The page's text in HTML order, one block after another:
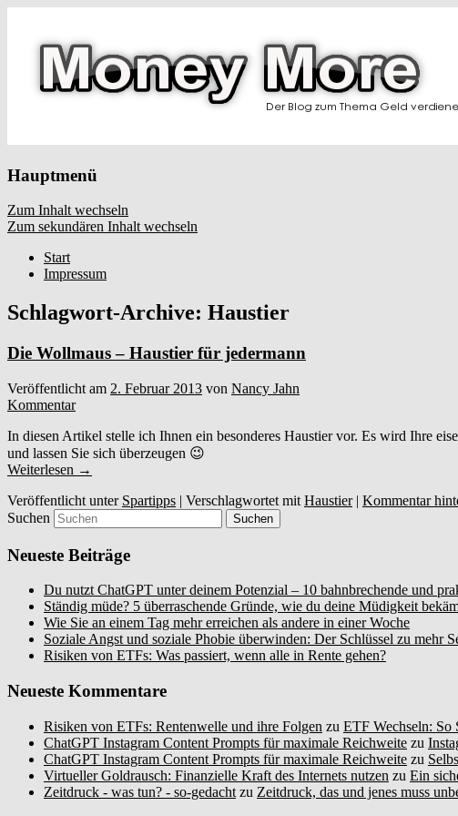
Hauptmenü
Zum Inhalt wechseln
Zum sekundären Inhalt wechseln
Start
Impressum
Schlagwort-Archive: Haustier
Die Wollmaus – Haustier für jedermann
Veröffentlicht am 2. Februar 2013 von Nancy Jahn
Kommentar
In diesen Artikel stelle ich Ihnen ein besonderes Haustier vor. Es wird Ihre
und lassen Sie sich überzeugen 😉
Weiterlesen →
Veröffentlicht unter Spartipps | Verschlagwortet mit Haustier | Kommentar
Suchen
Neueste Beiträge
Du nutzt ChatGPT unter deinem Potenzial – 10 bahnbrechende und
Ständig müde? 5 überraschende Gründe, wie du deine Müdigkeit
Wie Sie an einem Tag mehr erreichen als andere in einer Woche
Soziale Angst und soziale Phobie überwinden: Der Schlüssel zu mehr
Risiken von ETFs: Was passiert, wenn alle in Rente gehen?
Neueste Kommentare
Risiken von ETFs: Rentenwelle und ihre Folgen zu ETF Wechseln: So
ChatGPT Instagram Content Prompts für maximale Reichweite zu
ChatGPT Instagram Content Prompts für maximale Reichweite zu
Virtueller Goldrausch: Finanzielle Kraft des Internets nutzen zu Ein
Zeitdruck - was tun? - so-gedacht zu Zeitdruck, das und jenes muss